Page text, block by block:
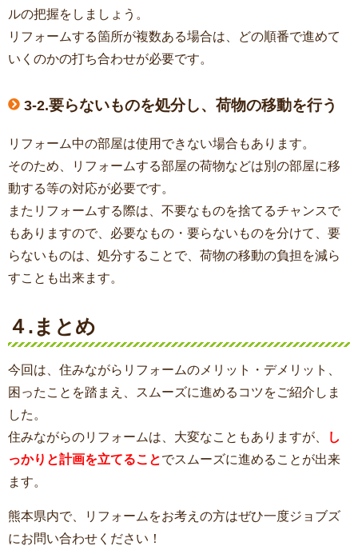
ルの把握をしましょう。
リフォームする箇所が複数ある場合は、どの順番で進めて
いくのかの打ち合わせが必要です。
3-2.要らないものを処分し、荷物の移動を行う
リフォーム中の部屋は使用できない場合もあります。
そのため、リフォームする部屋の荷物などは別の部屋に移
動する等の対応が必要です。
またリフォームする際は、不要なものを捨てるチャンスで
もありますので、必要なもの・要らないものを分けて、要
らないものは、処分することで、荷物の移動の負担を減ら
すことも出来ます。
４.まとめ
今回は、住みながらリフォームのメリット・デメリット、
困ったことを踏まえ、スムーズに進めるコツをご紹介しま
した。
住みながらのリフォームは、大変なこともありますが、
し
っかりと計画を立てることでスムーズに進めることが出来
ます。
熊本県内で、リフォームをお考えの方はぜひ一度ジョブズ
にお問い合わせください！